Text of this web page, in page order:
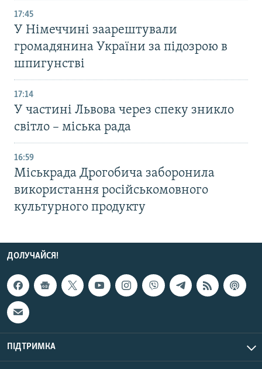
17:45
У Німеччині заарештували
громадянина України за підозрою в
шпигунстві
17:14
У частині Львова через спеку зникло
світло – міська рада
16:59
Міськрада Дрогобича заборонила
використання російськомовного
культурного продукту
ДОЛУЧАЙСЯ!
ПІДТРИМКА